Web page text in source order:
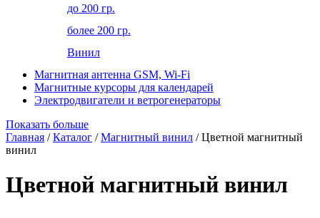
до 200 гр.
более 200 гр.
Винил
Магнитная антенна GSM, Wi-Fi
Магнитные курсоры для календарей
Электродвигатели и ветрогенераторы
Показать больше
Главная /Каталог /Магнитный винил / Цветной магнитный
винил
Цветной магнитный винил